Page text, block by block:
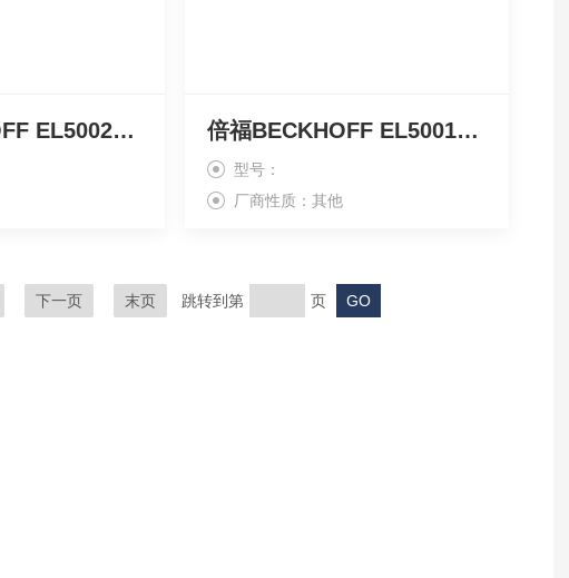
倍福BECKHOFF EL5002现货模块 倍福BECKHOFF EL5001编码器模块
型号：
厂商性质：其他
下一页 末页 跳转到第 页